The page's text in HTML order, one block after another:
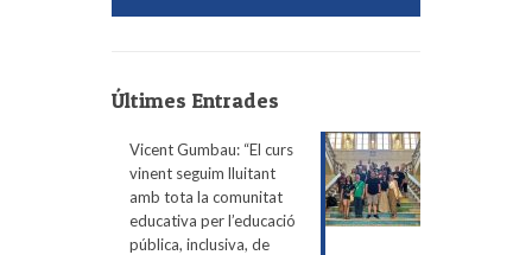
Últimes Entrades
Vicent Gumbau: “El curs
vinent seguim lluitant
amb tota la comunitat
educativa per l’educació
pública, inclusiva, de